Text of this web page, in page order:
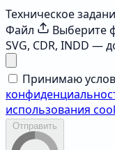
Техническое
Файл
Выберите
SVG, CDR, INDD —
Принимаю
использования
Отправить